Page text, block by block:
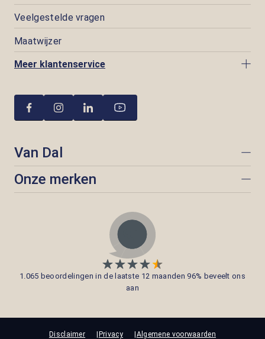
Veelgestelde vragen
Maatwijzer
Meer klantenservice
Van Dal
Onze merken
1.065 beoordelingen in de laatste 12 maanden 96% beveelt ons
aan
Disclaimer Privacy Algemene voorwaarden